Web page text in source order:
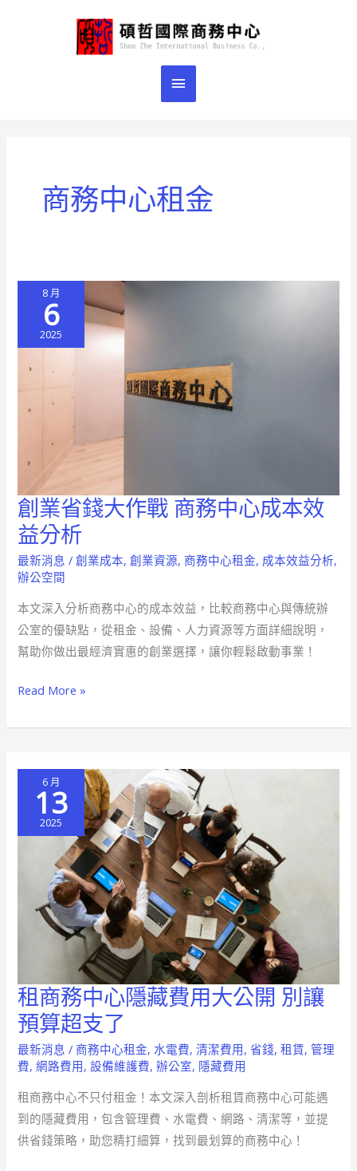
主
要
選
商務中心租金
8 月
6
2025
創業省錢大作戰 商務中心成本效
益分析
最新消息 /創業成本,創業資源, 商務中心租金, 成本效益分析,
辦公空間
本文深入分析商務中心的成本效益，比較商務中心與傳統辦
公室的優缺點，從租金、設備、人力資源等方面詳細說明，
幫助你做出最經濟實惠的創業選擇，讓你輕鬆啟動事業！
創
業
省
錢
作
戰
商
中
Read More »
6 月
13
2025
租商務中心隱藏費用大公開 別讓
預算超支了
最新消息 / 商務中心租金,水電費,清潔費用,省錢,租賃,管理
費,網路費用,設備維護費,辦公室, 隱藏費用
租商務中心不只付租金！本文深入剖析租賃商務中心可能遇
到的隱藏費用，包含管理費、水電費、網路、清潔等，並提
供省錢策略，助您精打細算，找到最划算的商務中心！
租
商
務
中
隱
藏
費